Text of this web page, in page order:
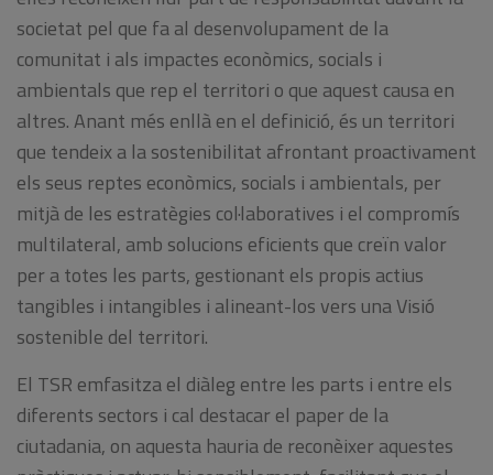
societat pel que fa al desenvolupament de la
comunitat i als impactes econòmics, socials i
ambientals que rep el territori o que aquest causa en
altres. Anant més enllà en el definició, és un territori
que tendeix a la sostenibilitat afrontant proactivament
els seus reptes econòmics, socials i ambientals, per
mitjà de les estratègies col·laboratives i el compromís
multilateral, amb solucions eficients que creïn valor
per a totes les parts, gestionant els propis actius
tangibles i intangibles i alineant-los vers una Visió
sostenible del territori.
El TSR emfasitza el diàleg entre les parts i entre els
diferents sectors i cal destacar el paper de la
ciutadania, on aquesta hauria de reconèixer aquestes